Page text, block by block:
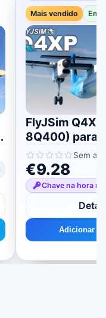
Mais vendido Em
FlyJSim
8Q400) para
11/12
Sem
€9.28
Chave na hora
Adicionar